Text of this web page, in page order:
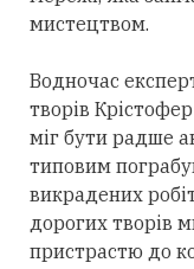
мистецтвом.
Водночас
творів
міг бути радше
типовим
викрадених
дорогих творів
пристрастю до